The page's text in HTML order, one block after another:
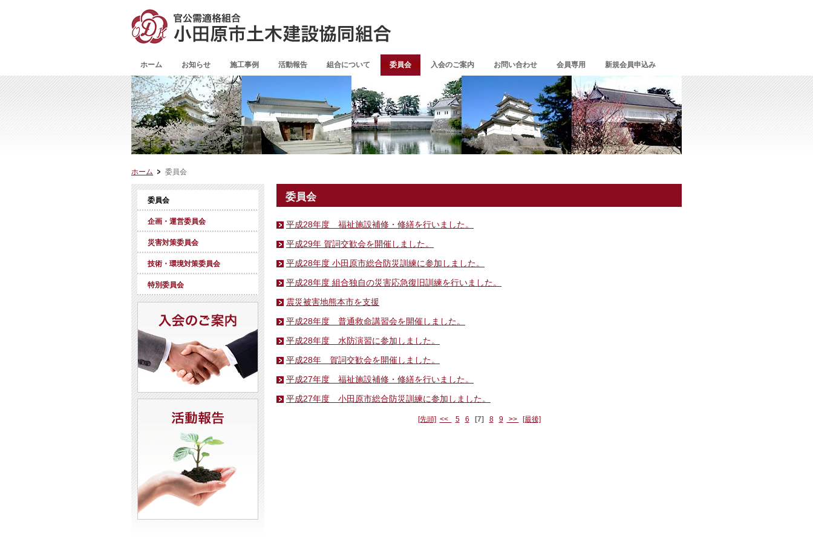
ホーム お知らせ 施工事例 活動報告 組合について 委員会 入会のご案内 お問い合わせ 会員専用 新規会員申込み
ホーム 委員会
委員会
平成28年度 福祉施設補修・修繕を行いました。
平成29年 賀詞交歓会を開催しました。
平成28年度 小田原市総合防災訓練に参加しました。
平成28年度 組合独自の災害応急復旧訓練を行いました。
震災被害地熊本市を支援
平成28年度 普通救命講習会を開催しました。
平成28年度 水防演習に参加しました。
平成28年 賀詞交歓会を開催しました。
平成27年度 福祉施設補修・修繕を行いました。
平成27年度 小田原市総合防災訓練に参加しました。
[先頭] << 5 6 [7] 8 9 >> [最後]
委員会
企画・運営委員会
災害対策委員会
技術・環境対策委員会
特別委員会